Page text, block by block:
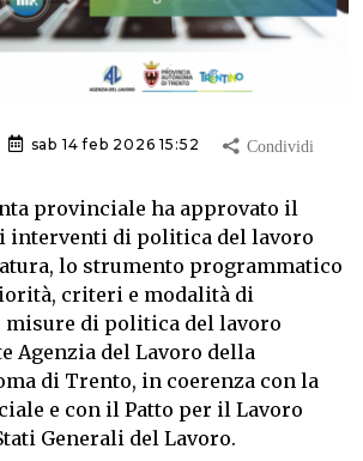
sab 14 feb 2026 15:52
provinciale ha approvato il
interventi di politica del lavoro
lo strumento programmatico
criteri e modalità di
misure di politica del lavoro
Agenzia del Lavoro della
di Trento, in coerenza con la
e con il Patto per il Lavoro
Generali del Lavoro.